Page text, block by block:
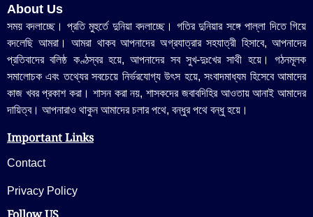
About Us
সময় বদলাচ্ছে। প্রতি মুহুর্তে দুনিয়া বদলাচ্ছে। গতির দুনিয়ার সঙ্গে পাল্লা দিতে গিয়ে
বদলেছি আমরা। আমরা থাকব আপনাদের অগ্রযাত্রার সহযাত্রী হিসাবে, আপনাদের
প্রতিবাদের বলিষ্ঠ কণ্ঠস্বর হয়ে, আপনাদের সব সুখ-দুঃখের সাথী হয়ে। গঠনমূলক
সমালোচক এবং তথ্যের সবচেয়ে নির্ভরযোগ্য উ‍ৎস হয়ে, সংবাদমাধ্যম হিসেবে আমাদের
কাজ খবর প্রকাশ করা। শাসন করা নয়, শাসকদের জবাবদিহির আওতায় আনাই আমাদের
দায়িত্ব। আপনারাও থাকুন আমাদের চলার পথে, বন্ধুর পথে বন্ধু হয়ে।
Important Links
Contact
Privacy Policy